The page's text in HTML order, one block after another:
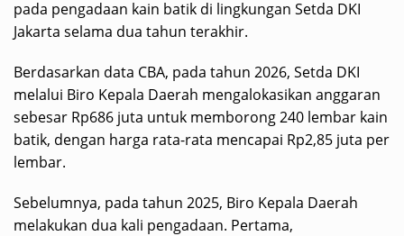
pada pengadaan kain batik di lingkungan Setda DKI
Jakarta selama dua tahun terakhir.
Berdasarkan data CBA, pada tahun 2026, Setda DKI
melalui Biro Kepala Daerah mengalokasikan anggaran
sebesar Rp686 juta untuk memborong 240 lembar kain
batik, dengan harga rata-rata mencapai Rp2,85 juta per
lembar.
​Sebelumnya, pada tahun 2025, Biro Kepala Daerah
melakukan dua kali pengadaan. Pertama,